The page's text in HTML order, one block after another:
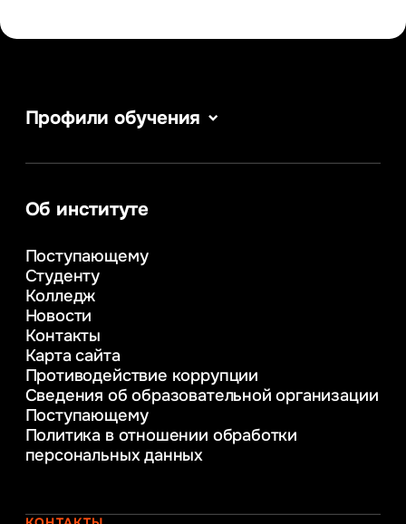
Профили обучения
Информатика
аналитика
Управление в сфере коммерческой
Психолого-педагогическое
консультирование и медиация
в образовании
Веб-дизайн
Управление инновационным развитием
предприятия
Уголовное право
Информационные технологии в бизнесе
Информационное и программное
обеспечение бизнес процессов
Управление человеческими ресурсами
Интернет-маркетинг
Об институте
Поступающему
Студенту
Колледж
Новости
Контакты
Карта сайта
Противодействие коррупции
Сведения об образовательной организации
Поступающему
Политика в отношении обработки
персональных данных